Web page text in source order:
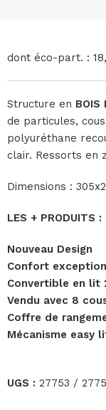
dont éco-part. :
Structure en BOIS
de particules,
polyuréthane
clair. Ressorts en
Dimensions :
LES + PRODUITS :
Nouveau Design
Confort
Convertible en lit
Vendu avec 8
Coffre de
Mécanisme easy
UGS : 27753 /